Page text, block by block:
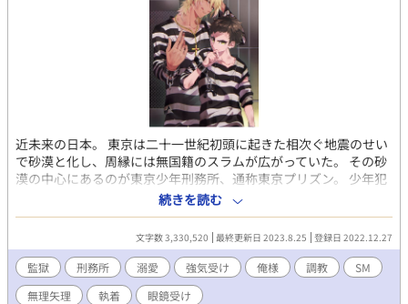
近未来の日本。 東京は二十一世紀初頭に起きた相次ぐ地震のせい
で砂漠と化し、周縁には無国籍のスラムが広がっていた。 その砂
漠の中心にあるのが東京少年刑務所、通称東京プリズン。 少年犯
罪の増加に頭を痛めた政府が半世紀前に設立した、入ったら二度
と出られないと言われる悪名高い刑務所。 それぞれの理由を抱え
て劣悪な刑務所に送りこまれた少年たちの群像劇。 （ＳＦ／バイ
オレンス／アクション／ＢＬ１８禁） （カプ傾向 寡黙包容攻め
×クール強気受け 美形俺様攻め×強気意地っ張り受け） 表紙：
あさを（@asawo0）様
続きを読む
文字数 3,330,520 最終更新日 2023.8.25 登録日 2022.12.27
監獄 刑務所 溺愛 強気受け 俺様 調教
SM
無理矢理
執着 眼鏡受け